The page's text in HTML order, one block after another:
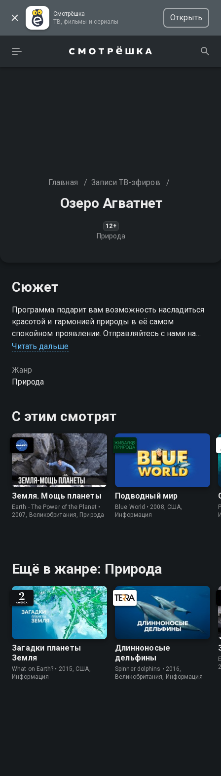
Смотрёшка
ТВ, фильмы и сериалы
Открыть
Главная / Записи ТВ-эфиров /
Озеро Агватнет
12+
Природа
Сюжет
Программа подарит вам возможность насладиться
красотой и гармонией природы в её самом
спокойном проявлении. Отправляйтесь с нами на
озеро Агватнет!
Читать дальше
Жанр
Природа
С этим смотрят
Земля. Мощь планеты
Earth - The Power of the Planet •
2007, Великобритания, Природа
Подводный мир
Blue World • 2008, США,
Информация
Ещё в жанре: Природа
Загадки планеты
Земля
What on Earth? • 2015, США,
Информация
Длинноносые
дельфины
Spinner dolphins • 2016,
Великобритания, Информация